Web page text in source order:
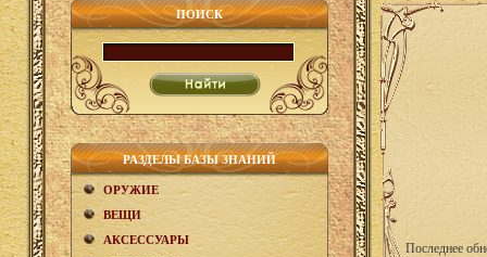
ПОИСК
РАЗДЕЛЫ БАЗЫ ЗНАНИЙ
ОРУЖИЕ
ВЕЩИ
АКCЕСCУАРЫ
Последнее